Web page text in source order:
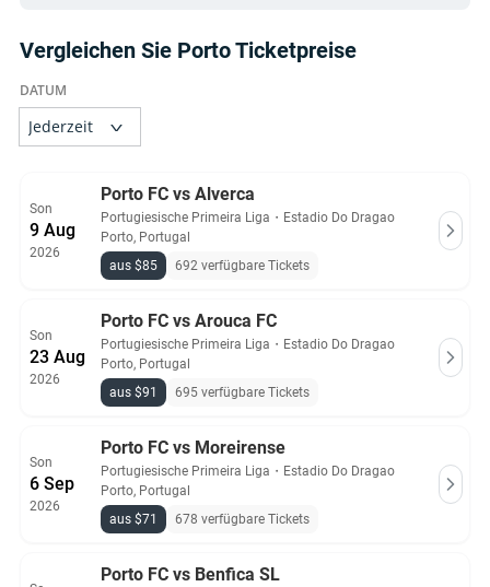
Vergleichen Sie Porto Ticketpreise
Son
9 Aug
2026
Porto FC vs Alverca
Portugiesische Primeira Liga ・ Estadio Do Dragao
Porto, Portugal
aus $85
692 verfügbare Tickets
Son
23 Aug
2026
Porto FC vs Arouca FC
Portugiesische Primeira Liga ・ Estadio Do Dragao
Porto, Portugal
aus $91
695 verfügbare Tickets
Son
6 Sep
2026
Porto FC vs Moreirense
Portugiesische Primeira Liga ・ Estadio Do Dragao
Porto, Portugal
aus $71
678 verfügbare Tickets
Porto FC vs Benfica SL